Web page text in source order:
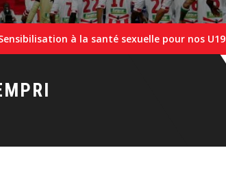
à la santé sexuelle pour nos U19